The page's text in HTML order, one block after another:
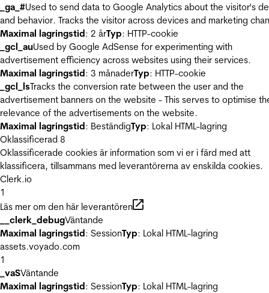
_ga_#Used to send data to Google Analytics about the visitor's
and behavior. Tracks the visitor across devices and marketing
Maximal lagringstid: 2 årTyp: HTTP-cookie
_gcl_auUsed by Google AdSense for experimenting with
advertisement efficiency across websites using their services.
Maximal lagringstid: 3 månaderTyp: HTTP-cookie
_gcl_lsTracks the conversion rate between the user and the
advertisement banners on the website - This serves to optimise
relevance of the advertisements on the website.
Maximal lagringstid: BeständigTyp: Lokal HTML-lagring
Oklassificerad 8
Oklassificerade cookies är information som vi er i färd med att
klassificera, tillsammans med leverantörerna av enskilda cookies.
Clerk.io
1
Läs mer om den här leverantören
__clerk_debugVäntande
Maximal lagringstid: SessionTyp: Lokal HTML-lagring
assets.voyado.com
1
_vaSVäntande
Maximal lagringstid: SessionTyp: Lokal HTML-lagring